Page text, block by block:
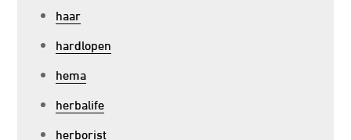
haar
hardlopen
hema
herbalife
herborist